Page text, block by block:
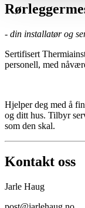
- din installatør og
Sertifisert
personell, med
Hjelper deg med å
og ditt hus. Tilbyr
som den skal.
Kontakt oss
Jarle Haug